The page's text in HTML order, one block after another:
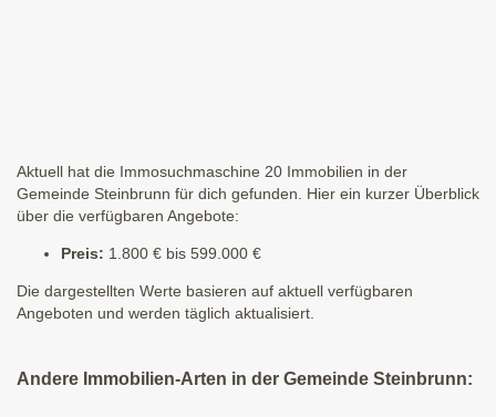
Aktuell hat die Immosuchmaschine 20 Immobilien in der
Gemeinde Steinbrunn für dich gefunden. Hier ein kurzer Überblick
über die verfügbaren Angebote:
Preis: 1.800 € bis 599.000 €
Die dargestellten Werte basieren auf aktuell verfügbaren
Angeboten und werden täglich aktualisiert.
Andere Immobilien-Arten in der Gemeinde Steinbrunn: